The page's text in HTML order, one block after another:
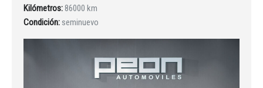
Kilómetros: 86000 km
Condición: seminuevo